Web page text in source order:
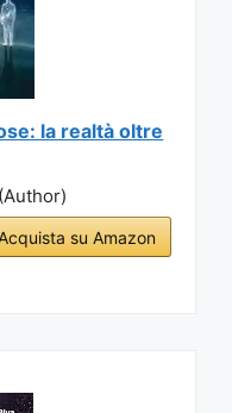
la realtà oltre
su Amazon